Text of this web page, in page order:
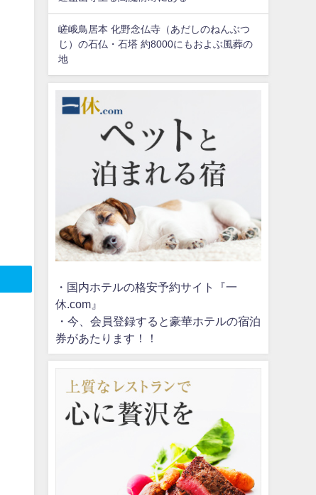
嵯峨鳥居本 化野念仏寺（あだしのねんぶつ
じ）の石仏・石塔 約8000にもおよぶ風葬の
地
・国内ホテルの格安予約サイト『一
休.com』
・今、会員登録すると豪華ホテルの宿泊
券があたります！！